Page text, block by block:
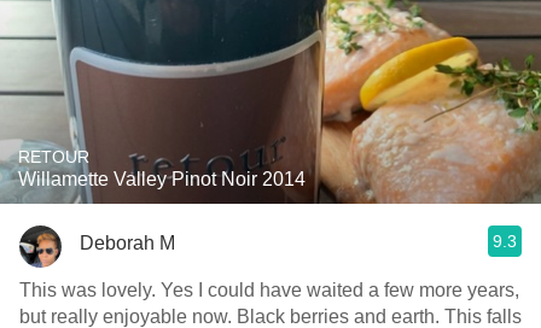
RETOUR
Willamette Valley Pinot Noir 2014
Deborah M 9.3
This was lovely. Yes I could have waited a few more years,
but really enjoyable now. Black berries and earth. This falls